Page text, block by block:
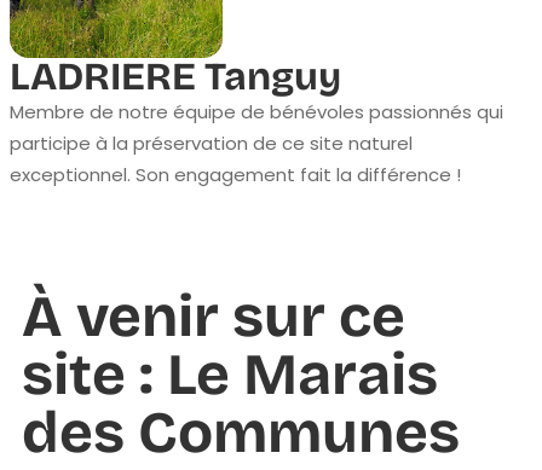
LADRIERE Tanguy
Membre de notre équipe de bénévoles passionnés qui
participe à la préservation de ce site naturel
exceptionnel. Son engagement fait la différence !
À venir sur ce
site : Le Marais
des Communes